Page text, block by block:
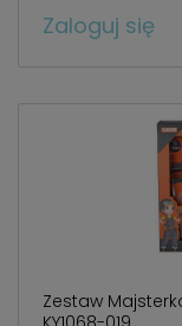
Zaloguj się
Zestaw